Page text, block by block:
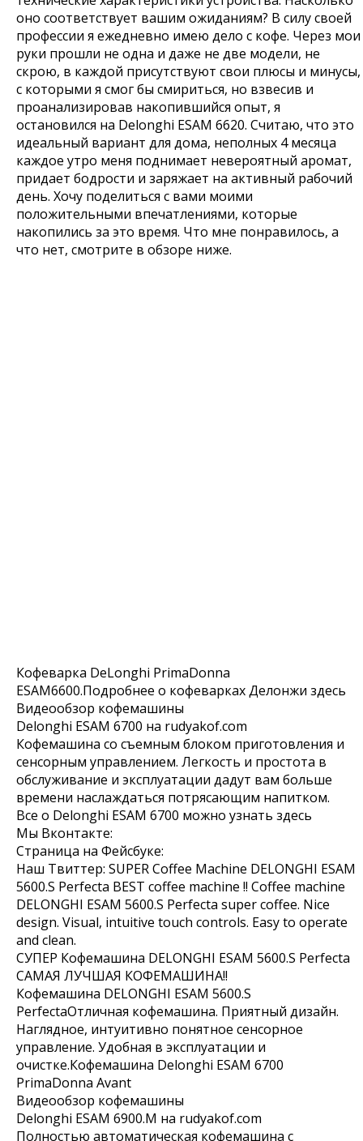
оно соответствует вашим ожиданиям? В силу своей
профессии я ежедневно имею дело с кофе. Через мои
руки прошли не одна и даже не две модели, не
скрою, в каждой присутствуют свои плюсы и минусы,
с которыми я смог бы смириться, но взвесив и
проанализировав накопившийся опыт, я
остановился на Delonghi ESAM 6620. Считаю, что это
идеальный вариант для дома, неполных 4 месяца
каждое утро меня поднимает невероятный аромат,
придает бодрости и заряжает на активный рабочий
день. Хочу поделиться с вами моими
положительными впечатлениями, которые
накопились за это время. Что мне понравилось, а
что нет, смотрите в обзоре ниже.
Кофеварка DeLonghi PrimaDonna
ESAM6600.Подробнее о кофеварках Делонжи здесь
Видеообзор кофемашины
Delonghi ESAM 6700 на rudyakof.com
Кофемашина со съемным блоком приготовления и
сенсорным управлением. Легкость и простота в
обслуживание и эксплуатации дадут вам больше
времени наслаждаться потрясающим напитком.
Все о Delonghi ESAM 6700 можно узнать здесь
Мы Вконтакте:
Страница на Фейсбуке:
Наш Твиттер: SUPER Coffee Machine DELONGHI ESAM
5600.S Perfecta BEST coffee machine !! Coffee machine
DELONGHI ESAM 5600.S Perfecta super coffee. Nice
design. Visual, intuitive touch controls. Easy to operate
and clean.
СУПЕР Кофемашина DELONGHI ESAM 5600.S Perfecta
САМАЯ ЛУЧШАЯ КОФЕМАШИНА!!
Кофемашина DELONGHI ESAM 5600.S
PerfectaОтличная кофемашина. Приятный дизайн.
Наглядное, интуитивно понятное сенсорное
управление. Удобная в эксплуатации и
очистке.Кофемашина Delonghi ESAM 6700
PrimaDonna Avant
Видеообзор кофемашины
Delonghi ESAM 6900.M на rudyakof.com
Полностью автоматическая кофемашина с